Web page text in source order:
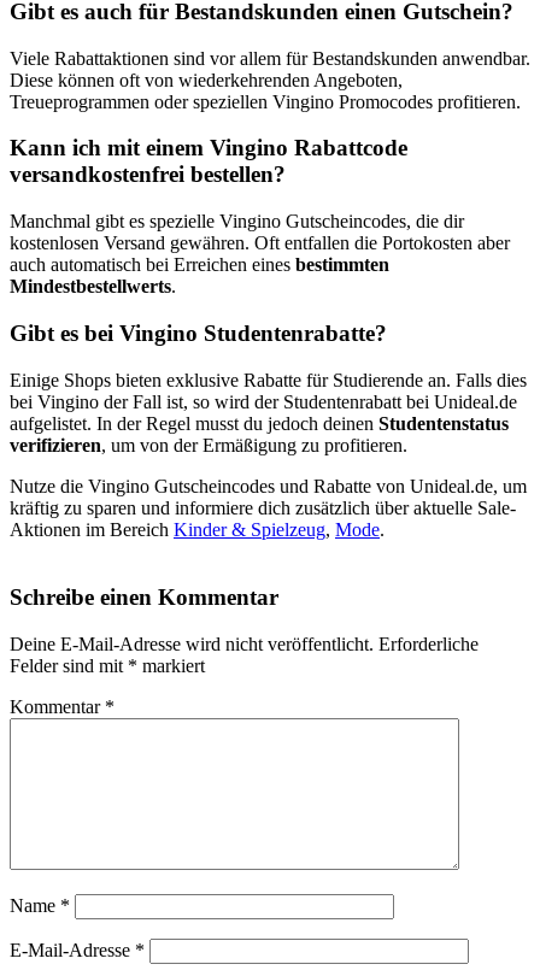
Gibt es auch für Bestandskunden einen Gutschein?
Viele Rabattaktionen sind vor allem für Bestandskunden anwendbar.
Diese können oft von wiederkehrenden Angeboten,
Treueprogrammen oder speziellen Vingino Promocodes profitieren.
Kann ich mit einem Vingino Rabattcode
versandkostenfrei bestellen?
Manchmal gibt es spezielle Vingino Gutscheincodes, die dir
kostenlosen Versand gewähren. Oft entfallen die Portokosten aber
auch automatisch bei Erreichen eines bestimmten
Mindestbestellwerts.
Gibt es bei Vingino Studentenrabatte?
Einige Shops bieten exklusive Rabatte für Studierende an. Falls dies
bei Vingino der Fall ist, so wird der Studentenrabatt bei Unideal.de
aufgelistet. In der Regel musst du jedoch deinen Studentenstatus
verifizieren, um von der Ermäßigung zu profitieren.
Nutze die Vingino Gutscheincodes und Rabatte von Unideal.de, um
kräftig zu sparen und informiere dich zusätzlich über aktuelle Sale-
Aktionen im Bereich Kinder & Spielzeug, Mode.
Schreibe einen Kommentar
Deine E-Mail-Adresse wird nicht veröffentlicht. Erforderliche
Felder sind mit * markiert
Kommentar *
Name *
E-Mail-Adresse *